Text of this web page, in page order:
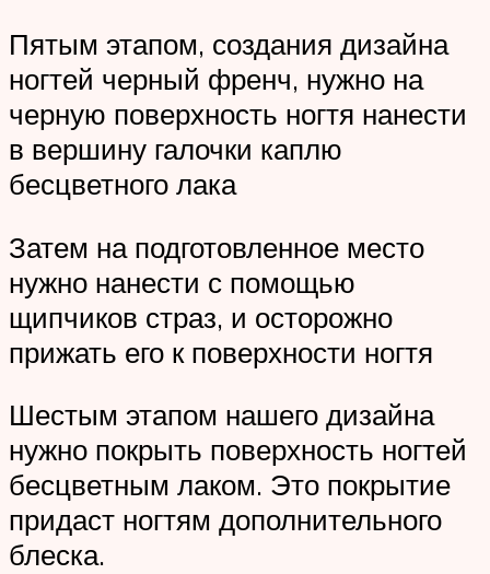
Пятым этапом, создания дизайна
ногтей черный френч, нужно на
черную поверхность ногтя нанести
в вершину галочки каплю
бесцветного лака
Затем на подготовленное место
нужно нанести с помощью
щипчиков страз, и осторожно
прижать его к поверхности ногтя
Шестым этапом нашего дизайна
нужно покрыть поверхность ногтей
бесцветным лаком. Это покрытие
придаст ногтям дополнительного
блеска.